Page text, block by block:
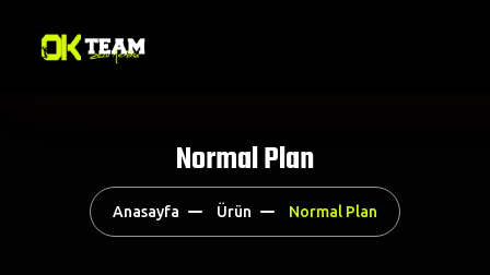
Normal Plan
Anasayfa Ürün Normal Plan